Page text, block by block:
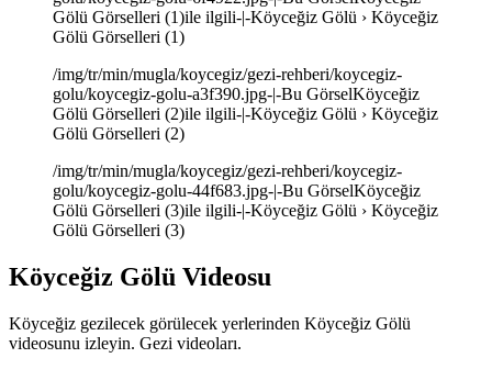
Gölü Görselleri (1)ile ilgili-|-Köyceğiz Gölü › Köyceğiz
Gölü Görselleri (1)
/img/tr/min/mugla/koycegiz/gezi-rehberi/koycegiz-
golu/koycegiz-golu-a3f390.jpg-|-Bu GörselKöyceğiz
Gölü Görselleri (2)ile ilgili-|-Köyceğiz Gölü › Köyceğiz
Gölü Görselleri (2)
/img/tr/min/mugla/koycegiz/gezi-rehberi/koycegiz-
golu/koycegiz-golu-44f683.jpg-|-Bu GörselKöyceğiz
Gölü Görselleri (3)ile ilgili-|-Köyceğiz Gölü › Köyceğiz
Gölü Görselleri (3)
Köyceğiz Gölü Videosu
Köyceğiz gezilecek görülecek yerlerinden Köyceğiz Gölü
videosunu izleyin. Gezi videoları.